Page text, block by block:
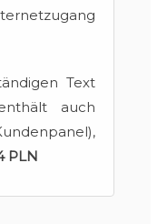
Text
auch
PLN